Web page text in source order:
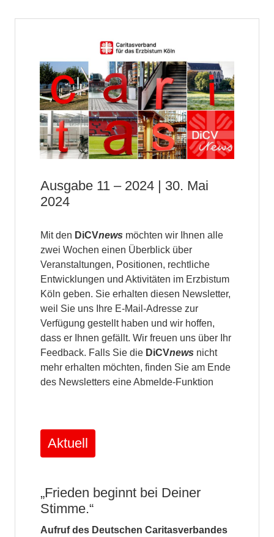
Ausgabe 11 – 2024 | 30. Mai
2024
Mit den DiCVnews möchten wir Ihnen alle
zwei Wochen einen Überblick über
Veranstaltungen, Positionen, rechtliche
Entwicklungen und Aktivitäten im Erzbistum
Köln geben. Sie erhalten diesen Newsletter,
weil Sie uns Ihre E-Mail-Adresse zur
Verfügung gestellt haben und wir hoffen,
dass er Ihnen gefällt. Wir freuen uns über Ihr
Feedback. Falls Sie die DiCVnews nicht
mehr erhalten möchten, finden Sie am Ende
des Newsletters eine Abmelde-Funktion
Aktuell
„Frieden beginnt bei Deiner
Stimme.“
Aufruf des Deutschen Caritasverbandes